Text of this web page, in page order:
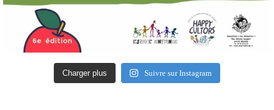
Charger plus Suivre sur Instagram